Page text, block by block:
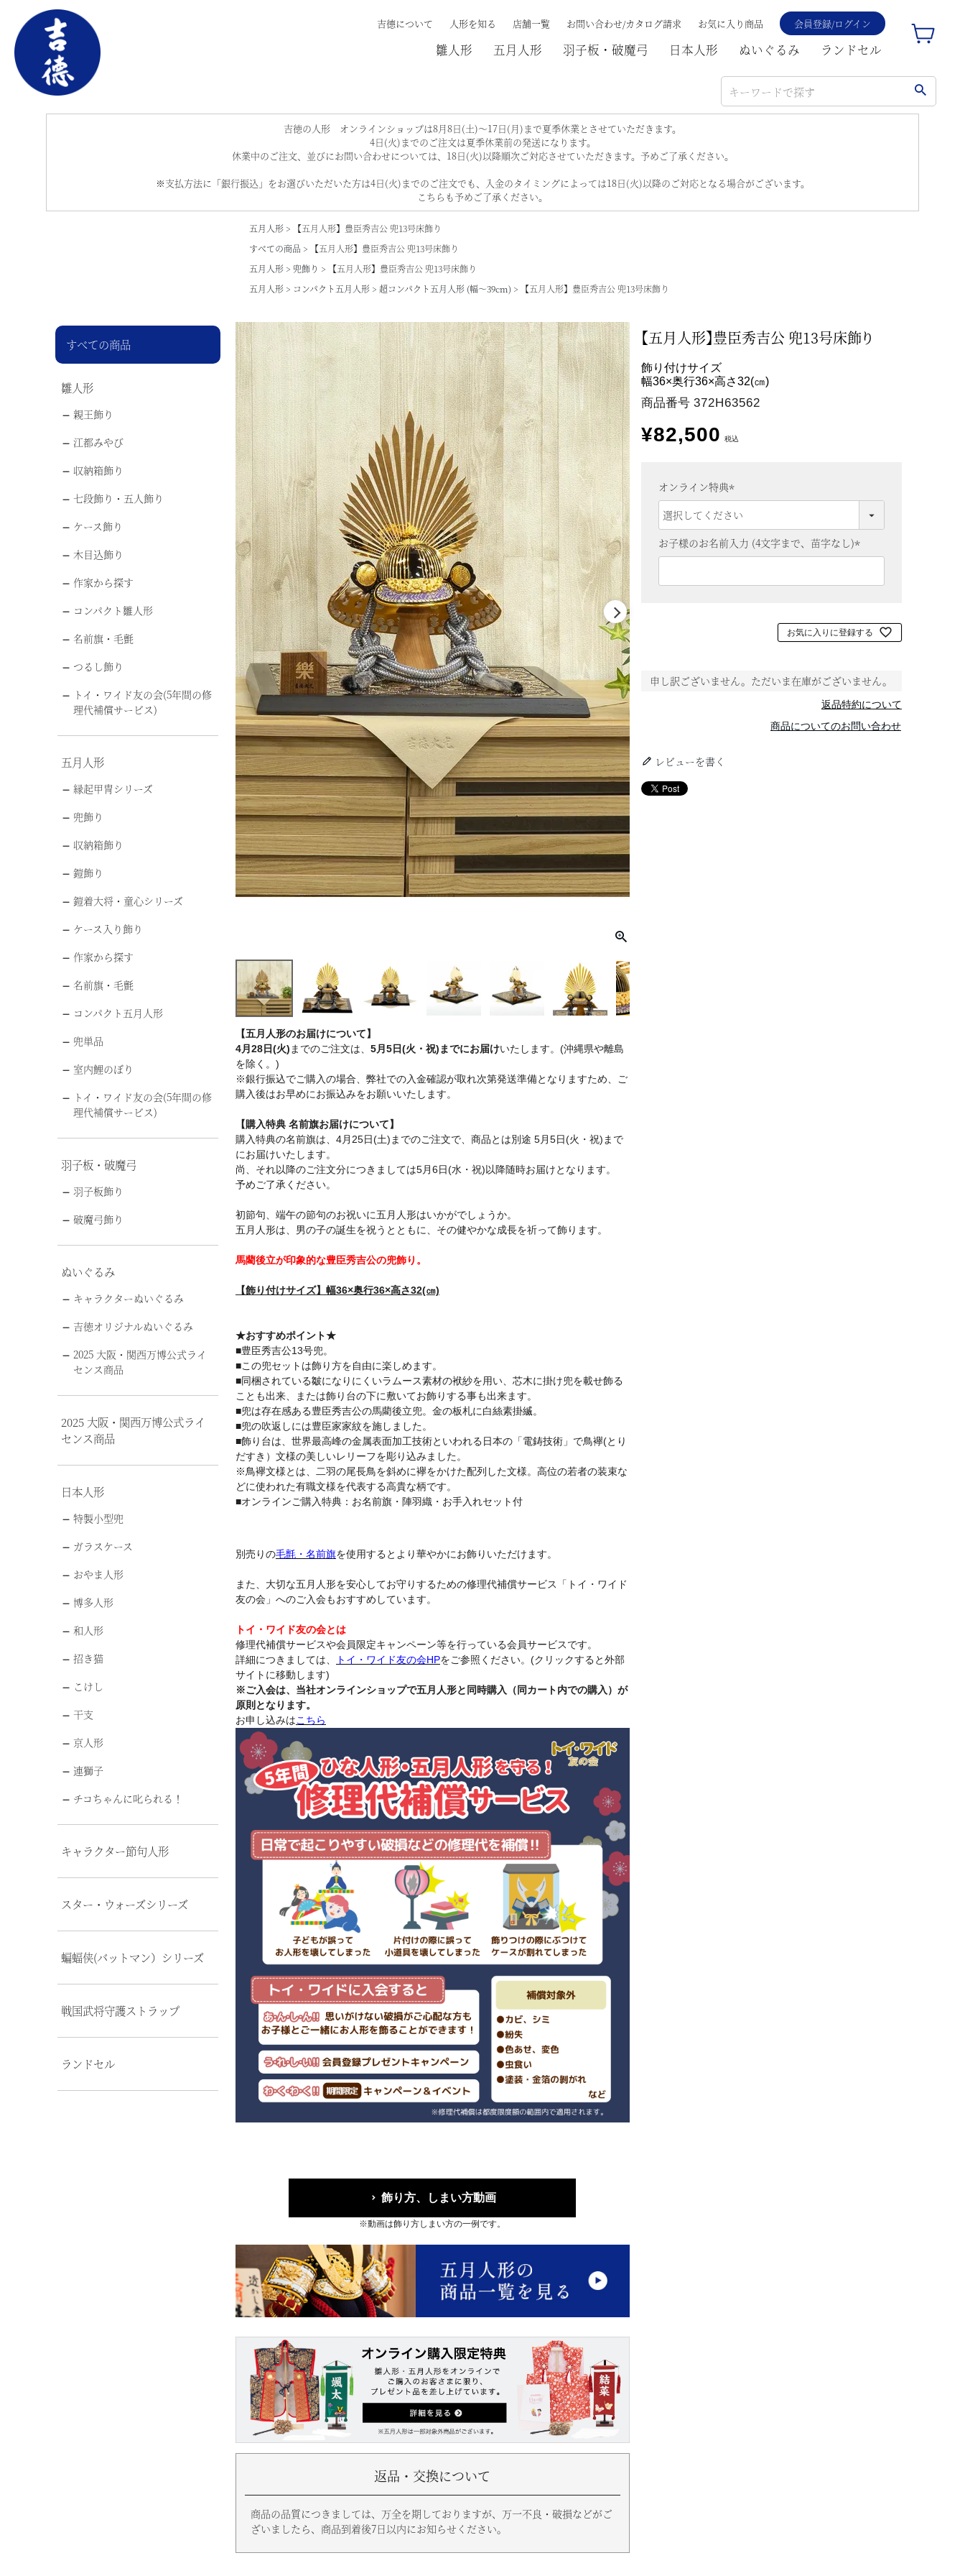
吉德について 人形を知る 店舗一覧 お問い合わせ/カタログ請求 お気に入り商品 会員登録/ログイン
雛人形 五月人形 羽子板・破魔弓 日本人形 ぬいぐるみ ランドセル
吉徳の人形 オンラインショップは8月8日(土)～17日(月)まで夏季休業とさせていただきます。
4日(火)までのご注文は夏季休業前の発送になります。
休業中のご注文、並びにお問い合わせについては、18日(火)以降順次ご対応させていただきます。予めご了承ください。
※支払方法に「銀行振込」をお選びいただいた方は4日(火)までのご注文でも、入金のタイミングによっては18日(火)以降のご対応となる場合がございます。
こちらも予めご了承ください。
五月人形
【五月人形】豊臣秀吉公 兜13号床飾り
すべての商品
【五月人形】豊臣秀吉公 兜13号床飾り
五月人形
兜飾り
【五月人形】豊臣秀吉公 兜13号床飾り
五月人形
コンパクト五月人形 超コンパクト五月人形 (幅～39cm) 【五月人形】豊臣秀吉公 兜13号床飾り
すべての商品
雛人形
親王飾り
江都みやび
収納箱飾り
七段飾り・五人飾り
ケース飾り
木目込飾り
作家から探す
コンパクト雛人形
名前旗・毛氈
つるし飾り
トイ・ワイド友の会(5年間の修
理代補償サービス)
五月人形
縁起甲冑シリーズ
兜飾り
収納箱飾り
鎧飾り
鎧着大将・童心シリーズ
ケース入り飾り
作家から探す
名前旗・毛氈
コンパクト五月人形
兜単品
室内鯉のぼり
トイ・ワイド友の会(5年間の修
理代補償サービス)
羽子板・破魔弓
羽子板飾り
破魔弓飾り
ぬいぐるみ
キャラクターぬいぐるみ
吉徳オリジナルぬいぐるみ
2025 大阪・関西万博公式ライ
センス商品
2025 大阪・関西万博公式ライ
センス商品
日本人形
特製小型兜
ガラスケース
おやま人形
博多人形
和人形
招き猫
こけし
干支
京人形
連獅子
チコちゃんに叱られる！
キャラクター節句人形
スター・ウォーズシリーズ
蝙蝠侠(バットマン）シリーズ
戦国武将守護ストラップ
ランドセル
【五月人形のお届けについて】
4月28日(火) までのご注文は、 5月5日(火・祝)までにお届けいたします。(沖縄県や離島
を除く。)
※銀行振込でご購入の場合、弊社での入金確認が取れ次第発送準備となりますため、ご
購入後はお早めにお振込みをお願いいたします。
【購入特典 名前旗お届けについて】
購入特典の名前旗は、4月25日(土)までのご注文で、商品とは別途 5月5日(火・祝)まで
にお届けいたします。
尚、それ以降のご注文分につきましては5月6日(水・祝)以降随時お届けとなります。
予めご了承ください。
初節句、端午の節句のお祝いに五月人形はいかがでしょうか。
五月人形は、男の子の誕生を祝うとともに、その健やかな成長を祈って飾ります。
馬藺後立が印象的な豊臣秀吉公の兜飾り。
【飾り付けサイズ】幅36×奥行36×高さ32(㎝)
★おすすめポイント★
■豊臣秀吉公13号兜。
■この兜セットは飾り方を自由に楽しめます。
■同梱されている皺になりにくいラムース素材の袱紗を用い、芯木に掛け兜を載せ飾る
ことも出来、または飾り台の下に敷いてお飾りする事も出来ます。
■兜は存在感ある豊臣秀吉公の馬藺後立兜。金の板札に白絲素掛縅。
■兜の吹返しには豊臣家家紋を施しました。
■飾り台は、世界最高峰の金属表面加工技術といわれる日本の「電鋳技術」で鳥襷(とり
だすき）文様の美しいレリーフを彫り込みました。
※鳥襷文様とは、二羽の尾長鳥を斜めに襷をかけた配列した文様。高位の若者の装束な
どに使われた有職文様を代表する高貴な柄です。
■オンラインご購入特典：お名前旗・陣羽織・お手入れセット付
別売りの毛氈・名前旗を使用するとより華やかにお飾りいただけます。
また、大切な五月人形を安心してお守りするための修理代補償サービス「トイ・ワイド
友の会」へのご入会もおすすめしています。
トイ・ワイド友の会とは
修理代補償サービスや会員限定キャンペーン等を行っている会員サービスです。
詳細につきましては、
トイ・ワイド友の会HPをご参照ください。(クリックすると外部
サイトに移動します)
※ご入会は、当社オンラインショップで五月人形と同時購入（同カート内での購入）が
原則となります。
お申し込みはこちら
飾り方、しまい方動画
※動画は飾り方しまい方の一例です。
返品・交換について
商品の品質につきましては、万全を期しておりますが、万一不良・破損などがご
ざいましたら、商品到着後7日以内にお知らせください。
飾り付けサイズ
幅36×奥行36×高さ32(㎝)
【五月人形】豊臣秀吉公 兜13号床飾り
商品番号 372H63562
¥82,500 税込
オンライン特典
必
須
)
お子様のお名前入力 (4文字まで、苗字なし)
お気に入りに登録する
申し訳ございません。ただいま在庫がございません。
返品特約について
商品についてのお問い合わせ
レビューを書く